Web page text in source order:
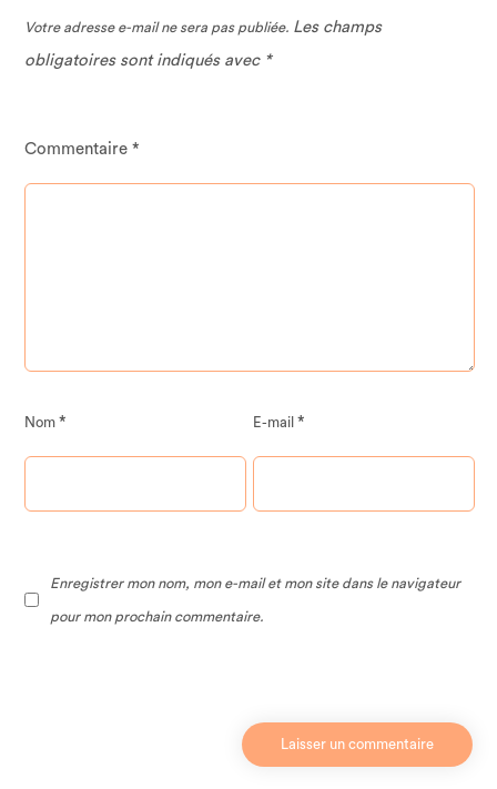
Votre adresse e-mail ne sera pas publiée. Les champs
obligatoires sont indiqués avec *
Commentaire*
Nom* E-mail*
Enregistrer mon nom, mon e-mail et mon site dans le navigateur
pour mon prochain commentaire.